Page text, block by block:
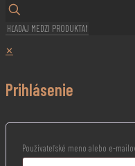
✕
Prihlásenie
Používateľské meno alebo e-